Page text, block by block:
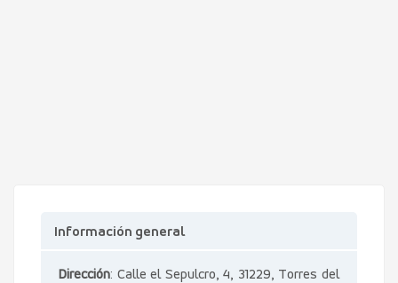
Información general
Dirección: Calle el Sepulcro, 4, 31229, Torres del